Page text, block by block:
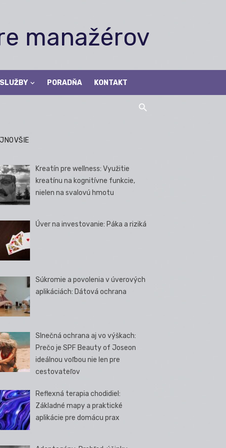
manažérov
SLUŽBY PORADŇA KONTAKT
Kreatín pre wellness: Využitie
kreatínu na kognitívne funkcie,
nielen na svalovú hmotu
Úver na investovanie: Páka a riziká
Súkromie a povolenia v úverových
aplikáciách: Dátová ochrana
Slnečná ochrana aj vo výškach:
Prečo je SPF Beauty of Joseon
ideálnou voľbou nie len pre
cestovateľov
Reflexná terapia chodidiel:
Základné mapy a praktické
aplikácie pre domácu prax